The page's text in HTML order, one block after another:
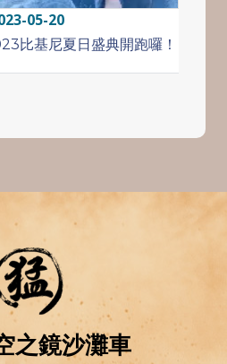
05-20
比基尼夏日盛典開跑囉！
之鏡沙灘車